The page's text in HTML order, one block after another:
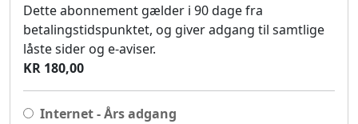
Dette abonnement gælder i 90 dage fra
betalingstidspunktet, og giver adgang til samtlige
låste sider og e-aviser.
KR 180,00
Internet - Års adgang